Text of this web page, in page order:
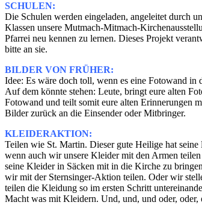
SCHULEN:
Die Schulen werden eingeladen, angeleitet durch
Klassen unsere Mutmach-Mitmach-
Pfarrei neu kennen zu lernen. Dieses Projekt
bitte an sie.
BILDER VON FRÜHER:
Idee: Es wäre doch toll, wenn es eine Fotowand in
Auf dem könnte stehen: Leute, bringt eure alten
Fotowand und teilt somit eure alten Erinnerungen
Bilder zurück an die Einsender oder Mitbringer.
KLEIDERAKTION:
Teilen wie St. Martin. Dieser gute Heilige hat
wenn auch wir unsere Kleider mit den Armen
seine Kleider in Säcken mit in die Kirche zu
wir mit der Sternsinger-Aktion teilen. Oder wir
teilen die Kleidung so im ersten Schritt
Macht was mit Kleidern. Und, und, und oder,